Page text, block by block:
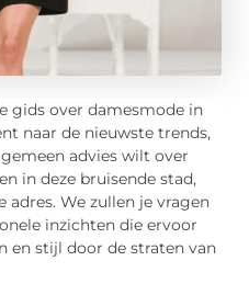
gids over damesmode in
naar de nieuwste trends,
advies wilt over
in deze bruisende stad,
adres. We zullen je vragen
inzichten die ervoor
en stijl door de straten van